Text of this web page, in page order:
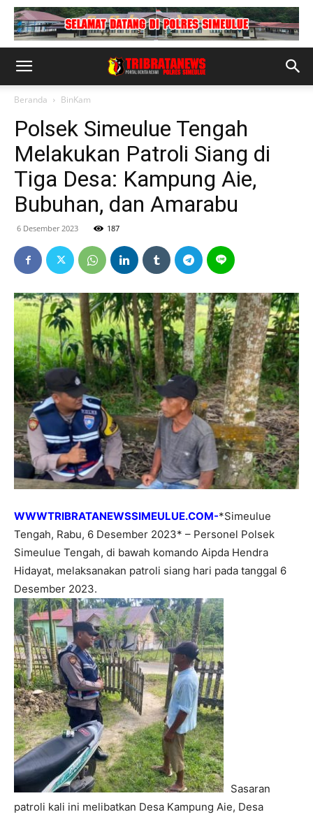
Beranda BinKam
Polsek Simeulue Tengah
Melakukan Patroli Siang di
Tiga Desa: Kampung Aie,
Bubuhan, dan Amarabu
6 Desember 2023 187
WWWTRIBRATANEWSSIMEULUE.COM-*Simeulue
Tengah, Rabu, 6 Desember 2023* – Personel Polsek
Simeulue Tengah, di bawah komando Aipda Hendra
Hidayat, melaksanakan patroli siang hari pada tanggal 6
Desember 2023.
Sasaran
patroli kali ini melibatkan Desa Kampung Aie, Desa